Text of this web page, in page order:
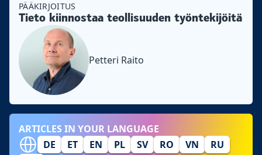
PÄÄKIRJOITUS
Tieto kiinnostaa teollisuuden työntekijöitä
Petteri Raito
ARTICLES IN YOUR LANGUAGE
DE
ET EN PL SV RO VN
RU